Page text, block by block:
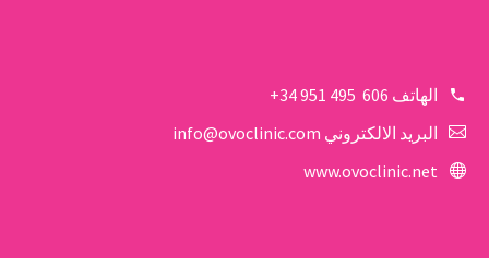
الهاتف 606 495 951 34+
البريد الالكتروني info@ovoclinic.com
www.ovoclinic.net